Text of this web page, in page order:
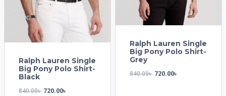
Ralph Lauren Single
Big Pony Polo Shirt-
Black
840.00৳ 720.00৳
Ralph Lauren Single
Big Pony Polo Shirt-
Grey
840.00৳ 720.00৳